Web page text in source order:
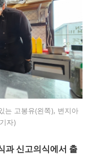
는 고봉유(왼쪽), 변지아
자)
과 신고의식에서 출